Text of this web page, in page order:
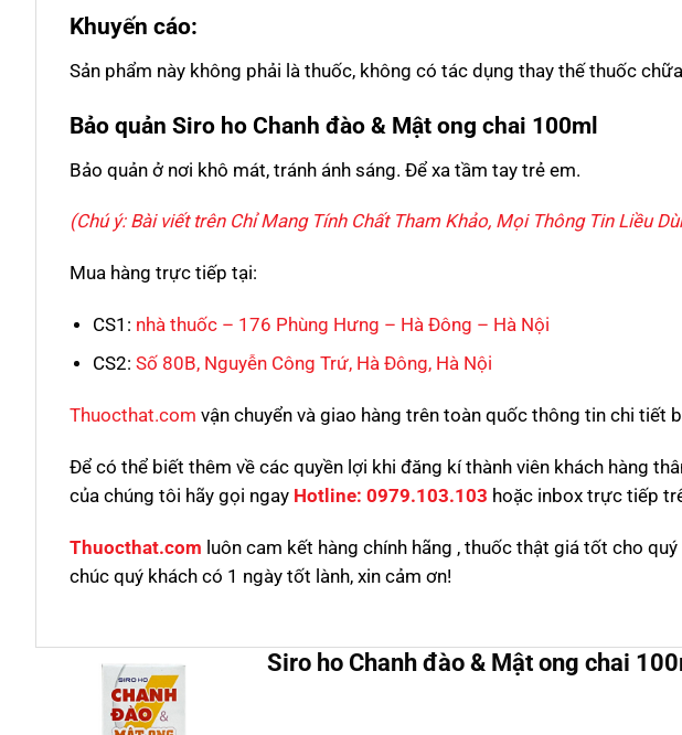
Khuyến cáo:
Sản phẩm này không phải là thuốc, không có tác dụng thay thế thuốc
Bảo quản Siro ho Chanh đào & Mật ong chai 100ml
Bảo quản ở nơi khô mát, tránh ánh sáng. Để xa tầm tay trẻ em.
(Chú ý: Bài viết trên Chỉ Mang Tính Chất Tham Khảo, Mọi Thông Tin Liều
Mua hàng trực tiếp tại:
CS1: nhà thuốc – 176 Phùng Hưng – Hà Đông – Hà Nội
CS2: Số 80B, Nguyễn Công Trứ, Hà Đông, Hà Nội
Thuocthat.com vận chuyển và giao hàng trên toàn quốc thông tin chi tiết
Để có thể biết thêm về các quyền lợi khi đăng kí thành viên khách hàng
của chúng tôi hãy gọi ngay Hotline: 0979.103.103 hoặc inbox trực tiếp
Thuocthat.com luôn cam kết hàng chính hãng , thuốc thật giá tốt cho
chúc quý khách có 1 ngày tốt lành, xin cảm ơn!
Siro ho Chanh đào & Mật ong chai